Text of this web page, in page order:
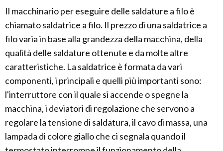
Il macchinario per eseguire delle saldature a filo è
chiamato saldatrice a filo. Il prezzo di una saldatrice a
filo varia in base alla grandezza della macchina, della
qualità delle saldature ottenute e da molte altre
caratteristiche. La saldatrice è formata da vari
componenti, i principali e quelli più importanti sono:
l'interruttore con il quale si accende o spegne la
macchina, i deviatori di regolazione che servono a
regolare la tensione di saldatura, il cavo di massa, una
lampada di colore giallo che ci segnala quando il